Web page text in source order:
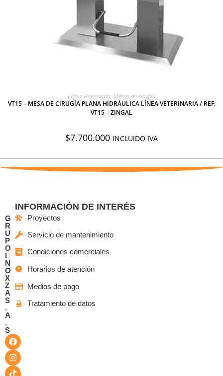
AGREGAR A COTIZACIÓN
Línea Veterinaria, Mesas de cirugía
VT15 – MESA DE CIRUGÍA PLANA HIDRÁULICA LÍNEA VETERINARIA / REF:
VT15 – ZINGAL
$7.700.000 INCLUIDO IVA
G
R
U
P
O
I
N
O
X
Z
A
S
.
A
.
S
INFORMACIÓN DE INTERÉS
Proyectos
Servicio de mantenimiento
Condiciones comerciales
Horarios de atención
Medios de pago
Tratamiento de datos